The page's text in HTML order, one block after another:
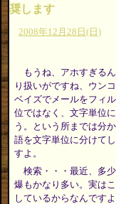
奨します
2008年12月28日(日)
もうね、アホすぎる
り扱いがですね、ウン
ベイズでメールをフィ
位ではなく、文字単位
う。という所までは分
語を文字単位に分けて
すよ。
検索・・・最近、多
爆もかなり多い。実は
しているからなんです